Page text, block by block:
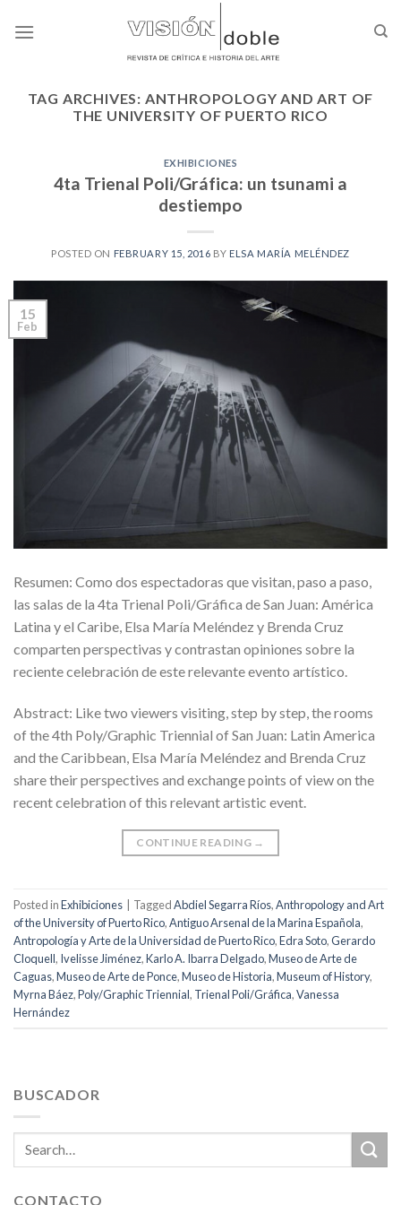
TAG ARCHIVES: ANTHROPOLOGY AND ART OF
THE UNIVERSITY OF PUERTO RICO
EXHIBICIONES
4ta Trienal Poli/Gráfica: un tsunami a
destiempo
POSTED ON FEBRUARY 15, 2016 BY ELSA MARÍA MELÉNDEZ
15
Feb
Resumen: Como dos espectadoras que visitan, paso a paso,
las salas de la 4ta Trienal Poli/Gráfica de San Juan: América
Latina y el Caribe, Elsa María Meléndez y Brenda Cruz
comparten perspectivas y contrastan opiniones sobre la
reciente celebración de este relevante evento artístico.
Abstract: Like two viewers visiting, step by step, the rooms
of the 4th Poly/Graphic Triennial of San Juan: Latin America
and the Caribbean, Elsa María Meléndez and Brenda Cruz
share their perspectives and exchange points of view on the
recent celebration of this relevant artistic event.
CONTINUE READING →
Posted inExhibiciones TaggedAbdiel Segarra Ríos,Anthropology and Art
of the University of Puerto Rico,Antiguo Arsenal de la Marina Española,
Antropología y Arte de la Universidad de Puerto Rico,Edra Soto,Gerardo
Cloquell, Ivelisse Jiménez,Karlo A. Ibarra Delgado,Museo de Arte de
Caguas,Museo de Arte de Ponce,Museo de Historia,Museum of History,
Myrna Báez,Poly/Graphic Triennial, Trienal Poli/Gráfica,Vanessa
Hernández
BUSCADOR
CONTACTO